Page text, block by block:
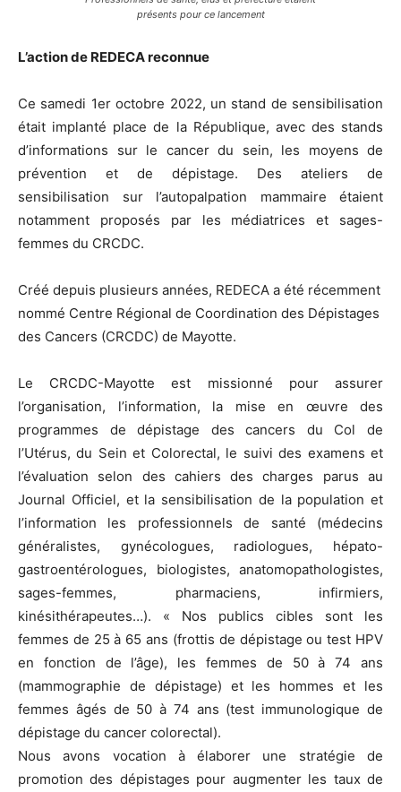
présents pour ce lancement
L’action de REDECA reconnue
Ce samedi 1er octobre 2022, un stand de sensibilisation
était implanté place de la République, avec des stands
d’informations sur le cancer du sein, les moyens de
prévention et de dépistage. Des ateliers de
sensibilisation sur l’autopalpation mammaire étaient
notamment proposés par les médiatrices et sages-
femmes du CRCDC.
Créé depuis plusieurs années, REDECA a été récemment
nommé Centre Régional de Coordination des Dépistages
des Cancers (CRCDC) de Mayotte.
Le CRCDC-Mayotte est missionné pour assurer
l’organisation, l’information, la mise en œuvre des
programmes de dépistage des cancers du Col de
l’Utérus, du Sein et Colorectal, le suivi des examens et
l’évaluation selon des cahiers des charges parus au
Journal Officiel, et la sensibilisation de la population et
l’information les professionnels de santé (médecins
généralistes, gynécologues, radiologues, hépato-
gastroentérologues, biologistes, anatomopathologistes,
sages-femmes, pharmaciens, infirmiers,
kinésithérapeutes…). « Nos publics cibles sont les
femmes de 25 à 65 ans (frottis de dépistage ou test HPV
en fonction de l’âge), les femmes de 50 à 74 ans
(mammographie de dépistage) et les hommes et les
femmes âgés de 50 à 74 ans (test immunologique de
dépistage du cancer colorectal).
Nous avons vocation à élaborer une stratégie de
promotion des dépistages pour augmenter les taux de